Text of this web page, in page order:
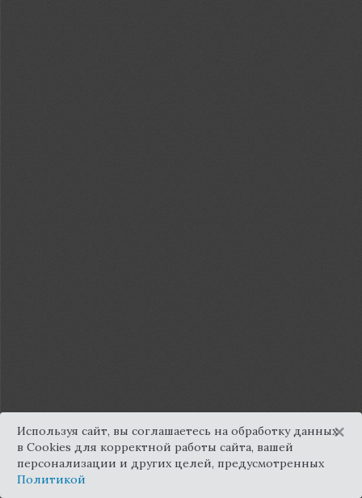
Используя сайт, вы соглашаетесь на обработку данных
в Cookies для корректной работы сайта, вашей
персонализации и других целей, предусмотренных
Политикой
×